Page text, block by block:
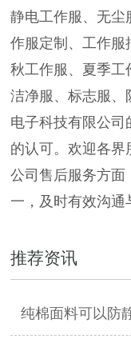
静电工作服、无尘
作服定制、工作服
秋工作服、夏季工
洁净服、标志服、
电子科技有限公司
的认可。欢迎各界
公司售后服务方面
一，及时有效沟通
推荐资讯
纯棉面料可以防